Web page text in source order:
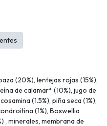
(20%), lentejas rojas (15%),
de calamar* (10%), jugo de
(1.5%), piña seca (1%),
(1%), Boswellia
, minerales, membrana de